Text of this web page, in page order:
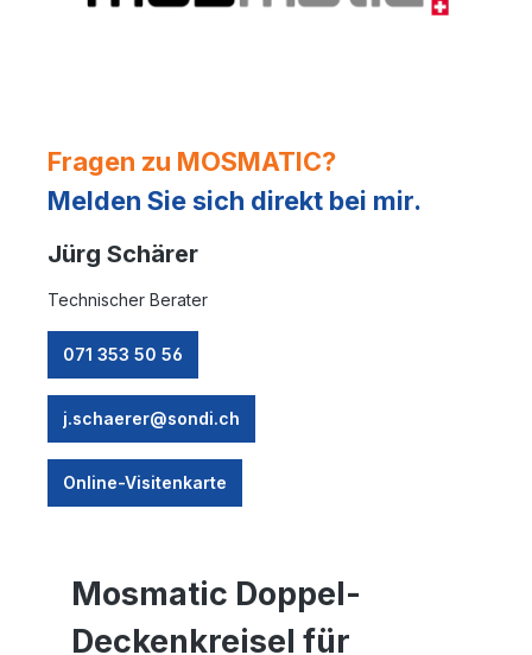
Fragen zu MOSMATIC?
Melden Sie sich direkt bei mir.
Jürg Schärer
Technischer Berater
071 353 50 56
j.schaerer@sondi.ch
Online-Visitenkarte
Mosmatic Doppel-
Deckenkreisel für